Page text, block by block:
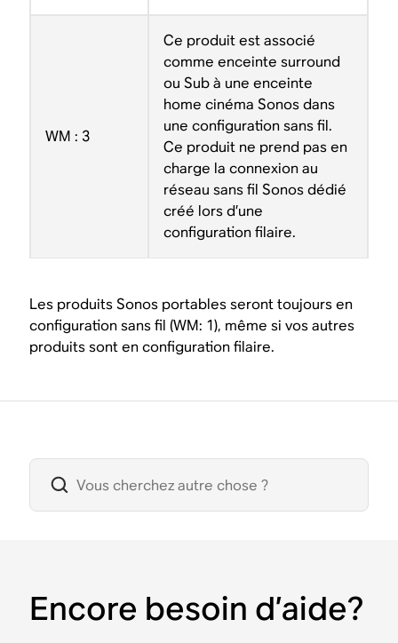
WM : 3
Ce produit est associé
comme enceinte surround
ou Sub à une enceinte
home cinéma Sonos dans
une configuration sans fil.
Ce produit ne prend pas en
charge la connexion au
réseau sans fil Sonos dédié
créé lors d’une
configuration filaire.
Les produits Sonos portables seront toujours en
configuration sans fil (WM: 1), même si vos autres
produits sont en configuration filaire.
Encore besoin d’aide?